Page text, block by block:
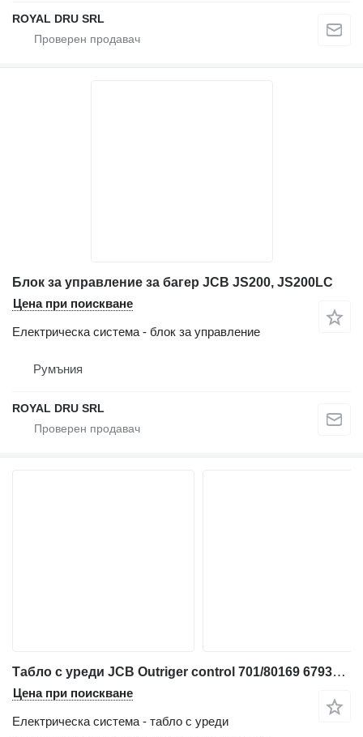
ROYAL DRU SRL
Блок за управление за багер JCB JS200, JS200LC
Цена при поискване
Електрическа система - блок за управление
Румъния
ROYAL DRU SRL
Табло с уреди JCB Outriger control 701/80169 67933-1992 5067051-0007 701/80545 за багер JSB JS130W
Цена при поискване
Електрическа система - табло с уреди